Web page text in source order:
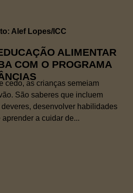
ALIMENTAR
COM O PROGRAMA
cedo, as crianças semeiam
São saberes que incluem
desenvolver habilidades
a cuidar de...